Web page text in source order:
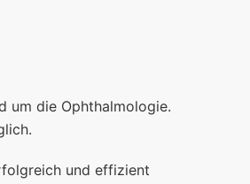
um die Ophthalmologie.
und effizient